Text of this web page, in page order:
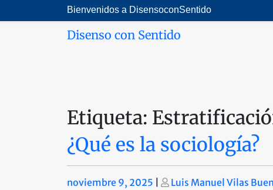
al
Bienvenidos a DisensoconSentido
Disenso con Sentido
Etiqueta:
¿Qué es la sociología?
Publicado
noviembre 9, 2025 Publicado
Luis Manuel Vilas